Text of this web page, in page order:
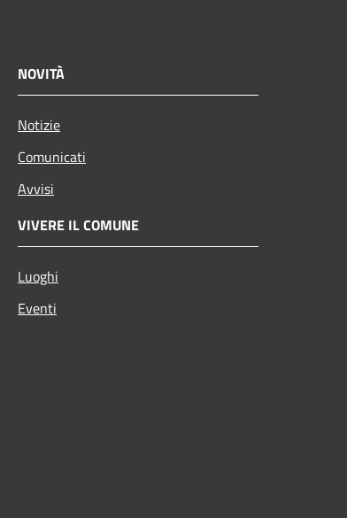
NOVITÀ
Notizie
Comunicati
Avvisi
VIVERE IL COMUNE
Luoghi
Eventi